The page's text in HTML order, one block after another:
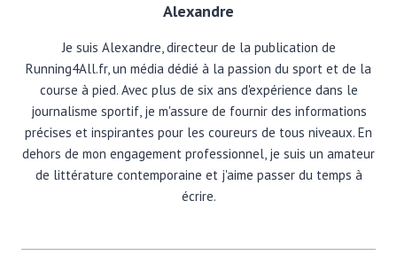
Alexandre
Je suis Alexandre, directeur de la publication de
Running4All.fr, un média dédié à la passion du sport et de la
course à pied. Avec plus de six ans d'expérience dans le
journalisme sportif, je m'assure de fournir des informations
précises et inspirantes pour les coureurs de tous niveaux. En
dehors de mon engagement professionnel, je suis un amateur
de littérature contemporaine et j'aime passer du temps à
écrire.